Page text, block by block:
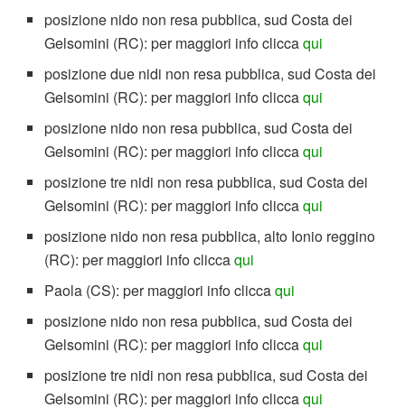
posizione nido non resa pubblica, sud Costa dei
Gelsomini (RC): per maggiori info cliccaqui
posizione due nidi non resa pubblica, sud Costa dei
Gelsomini (RC): per maggiori info cliccaqui
posizione nido non resa pubblica, sud Costa dei
Gelsomini (RC): per maggiori info cliccaqui
posizione tre nidi non resa pubblica, sud Costa dei
Gelsomini (RC): per maggiori info cliccaqui
posizione nido non resa pubblica, alto Ionio reggino
(RC): per maggiori info cliccaqui
Paola (CS): per maggiori info cliccaqui
posizione nido non resa pubblica, sud Costa dei
Gelsomini (RC): per maggiori info cliccaqui
posizione tre nidi non resa pubblica, sud Costa dei
Gelsomini (RC): per maggiori info cliccaqui